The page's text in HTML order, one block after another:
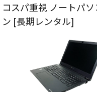
コスパ重視 ノートパ
ン [長期レンタル]